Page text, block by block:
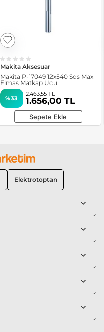
Makita Aksesuar
Makita P-17049 12x540 Sds Max
Elmas Matkap Ucu
%33
2.463,55 TL
1.656,00 TL
Sepete Ekle
Elektrotoptan